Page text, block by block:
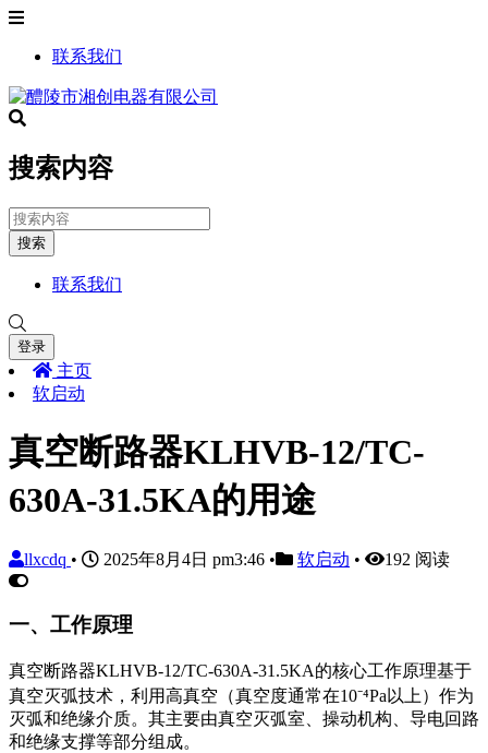
联系我们
搜索内容
搜索
联系我们
登录
主页
软启动
真空断路器KLHVB-12/TC-
630A-31.5KA的用途
llxcdq • 2025年8月4日 pm3:46 • 软启动 • 192 阅读
一、工作原理
真空断路器KLHVB-12/TC-630A-31.5KA的核心工作原理基于
真空灭弧技术，利用高真空（真空度通常在10⁻⁴Pa以上）作为
灭弧和绝缘介质。其主要由真空灭弧室、操动机构、导电回路
和绝缘支撑等部分组成。